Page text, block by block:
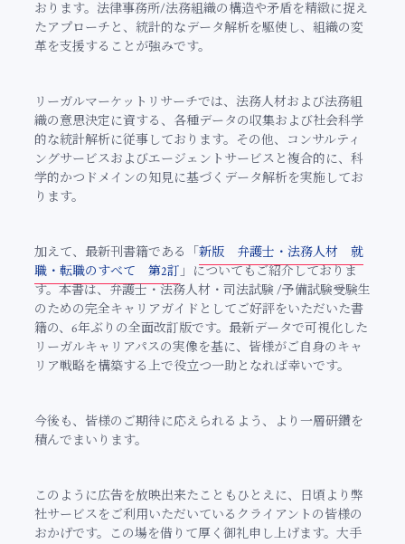
おります。法律事務所/法務組織の構造や矛盾を精緻に捉え
たアプローチと、統計的なデータ解析を駆使し、組織の変
革を支援することが強みです。
リーガルマーケットリサーチでは、法務人材および法務組
織の意思決定に資する、各種データの収集および社会科学
的な統計解析に従事しております。その他、コンサルティ
ングサービスおよびエージェントサービスと複合的に、科
学的かつドメインの知見に基づくデータ解析を実施してお
ります。
加えて、最新刊書籍である「 新版 弁護士・法務人材 就
職・転職のすべて 第2訂」についてもご紹介しておりま
す。 本書は、弁護士・法務人材・司法試験 /予備試験受験生
のための完全キャリアガイドとしてご好評をいただいた書
籍の、6年ぶりの全面改訂版です。最新データで可視化した
リーガルキャリアパスの実像を基に、皆様がご自身のキャ
リア戦略を構築する上で役立つ一助となれば幸いです。
今後も、皆様のご期待に応えられるよう、より一層研鑽を
積んでまいります。
このように広告を放映出来たこともひとえに、日頃より弊
社サービスをご利用いただいているクライアントの皆様の
おかげです。この場を借りて厚く御礼申し上げます。 大手